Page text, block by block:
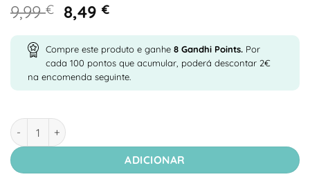
9,99€
O
preço
original
era:
9,99 €.
8,49€O
atual
é:
8,49 €.
Compre este produto e ganhe 8 Gandhi Points. Por
cada 100 pontos que acumular, poderá descontar 2€
na encomenda seguinte.
Quantidade de Pawise Brinquedo Cão Interativo - Dog Smart
ADICIONAR